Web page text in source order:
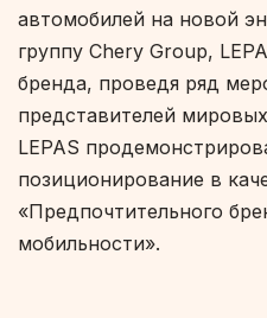
автомобилей на новой
группу Chery Group,
бренда, проведя ряд
представителей
LEPAS
позиционирование в
«Предпочтительного
мобильности».